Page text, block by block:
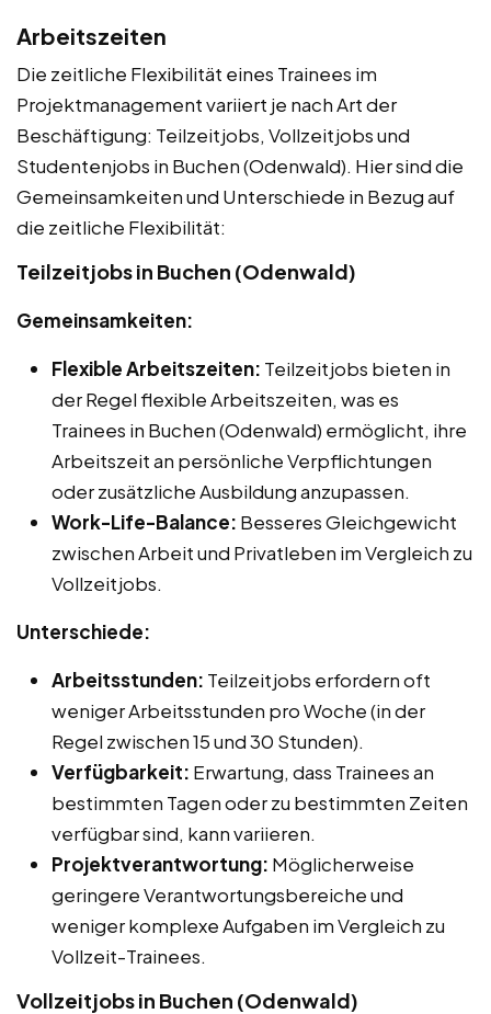
Arbeitszeiten
Die zeitliche Flexibilität eines Trainees im
Projektmanagement variiert je nach Art der
Beschäftigung: Teilzeitjobs, Vollzeitjobs und
Studentenjobs in Buchen (Odenwald). Hier sind die
Gemeinsamkeiten und Unterschiede in Bezug auf
die zeitliche Flexibilität:
Teilzeitjobs in Buchen (Odenwald)
Gemeinsamkeiten:
Flexible Arbeitszeiten: Teilzeitjobs bieten in
der Regel flexible Arbeitszeiten, was es
Trainees in Buchen (Odenwald) ermöglicht, ihre
Arbeitszeit an persönliche Verpflichtungen
oder zusätzliche Ausbildung anzupassen.
Work-Life-Balance: Besseres Gleichgewicht
zwischen Arbeit und Privatleben im Vergleich zu
Vollzeitjobs.
Unterschiede:
Arbeitsstunden: Teilzeitjobs erfordern oft
weniger Arbeitsstunden pro Woche (in der
Regel zwischen 15 und 30 Stunden).
Verfügbarkeit: Erwartung, dass Trainees an
bestimmten Tagen oder zu bestimmten Zeiten
verfügbar sind, kann variieren.
Projektverantwortung: Möglicherweise
geringere Verantwortungsbereiche und
weniger komplexe Aufgaben im Vergleich zu
Vollzeit-Trainees.
Vollzeitjobs in Buchen (Odenwald)